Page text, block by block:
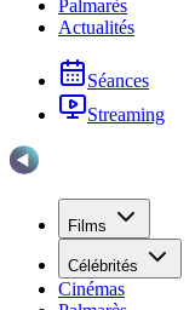
Palmarès
Actualités
Séances
Streaming
Films
Célébrités
Cinémas